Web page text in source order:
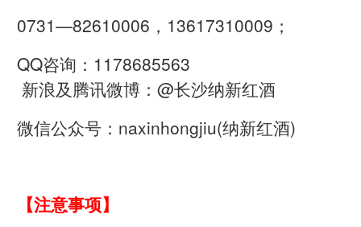
0731—82610006，13617310009；
QQ咨询：1178685563
新浪及腾讯微博：@长沙纳新红酒
微信公众号：naxinhongjiu(纳新红酒)
【注意事项】